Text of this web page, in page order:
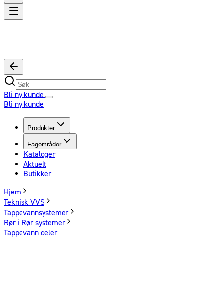
Bli ny kunde
Bli ny kunde
Produkter
Fagområder
Kataloger
Aktuelt
Butikker
Hjem
Teknisk VVS
Tappevannsystemer
Rør i Rør systemer
Tappevann deler